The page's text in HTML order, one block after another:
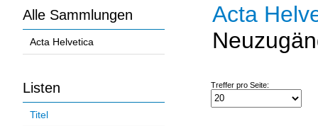
Alle Sammlungen
Acta Helvetica
Listen
Titel
Acta
Treffer pro Seite: